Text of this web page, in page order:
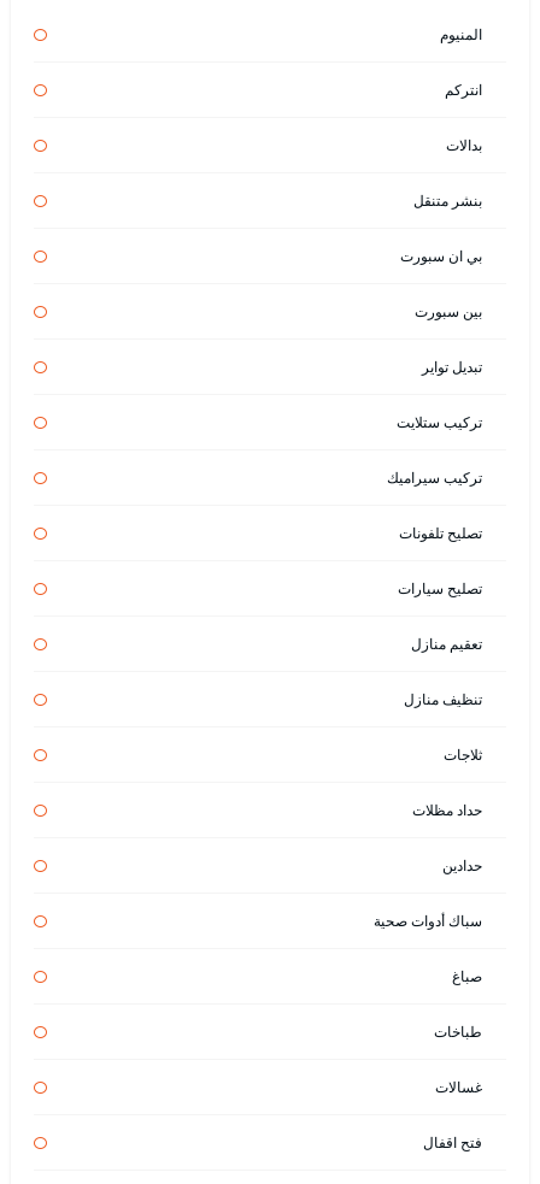
المنيوم
انتركم
بدالات
بنشر متنقل
بي ان سبورت
بين سبورت
تبديل تواير
تركيب ستلايت
تركيب سيراميك
تصليح تلفونات
تصليح سيارات
تعقيم منازل
تنظيف منازل
ثلاجات
حداد مظلات
حدادين
سباك أدوات صحية
صباغ
طباخات
غسالات
فتح اقفال